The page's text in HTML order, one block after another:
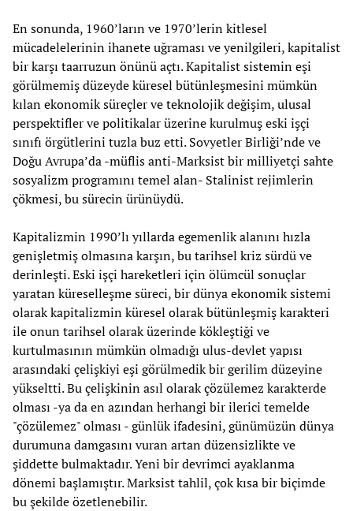
En sonunda, 1960’ların ve 1970’lerin kitlesel
mücadelelerinin ihanete uğraması ve yenilgileri, kapitalist
bir karşı taarruzun önünü açtı. Kapitalist sistemin eşi
görülmemiş düzeyde küresel bütünleşmesini mümkün
kılan ekonomik süreçler ve teknolojik değişim, ulusal
perspektifler ve politikalar üzerine kurulmuş eski işçi
sınıfı örgütlerini tuzla buz etti. Sovyetler Birliği’nde ve
Doğu Avrupa’da -müflis anti-Marksist bir milliyetçi sahte
sosyalizm programını temel alan- Stalinist rejimlerin
çökmesi, bu sürecin ürünüydü.
Kapitalizmin 1990’lı yıllarda egemenlik alanını hızla
genişletmiş olmasına karşın, bu tarihsel kriz sürdü ve
derinleşti. Eski işçi hareketleri için ölümcül sonuçlar
yaratan küreselleşme süreci, bir dünya ekonomik sistemi
olarak kapitalizmin küresel olarak bütünleşmiş karakteri
ile onun tarihsel olarak üzerinde kökleştiği ve
kurtulmasının mümkün olmadığı ulus-devlet yapısı
arasındaki çelişkiyi eşi görülmedik bir gerilim düzeyine
yükseltti. Bu çelişkinin asıl olarak çözülemez karakterde
olması -ya da en azından herhangi bir ilerici temelde
"çözülemez" olması - günlük ifadesini, günümüzün dünya
durumuna damgasını vuran artan düzensizlikte ve
şiddette bulmaktadır. Yeni bir devrimci ayaklanma
dönemi başlamıştır. Marksist tahlil, çok kısa bir biçimde
bu şekilde özetlenebilir.